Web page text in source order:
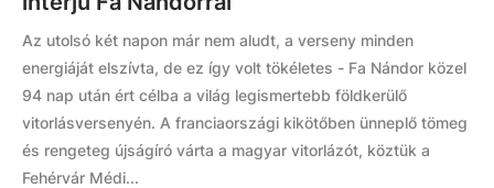
Az utolsó két napon már nem aludt, a verseny minden
energiáját elszívta, de ez így volt tökéletes - Fa Nándor közel
94 nap után ért célba a világ legismertebb földkerülő
vitorlásversenyén. A franciaországi kikötőben ünneplő tömeg
és rengeteg újságíró várta a magyar vitorlázót, köztük a
Fehérvár Médi...